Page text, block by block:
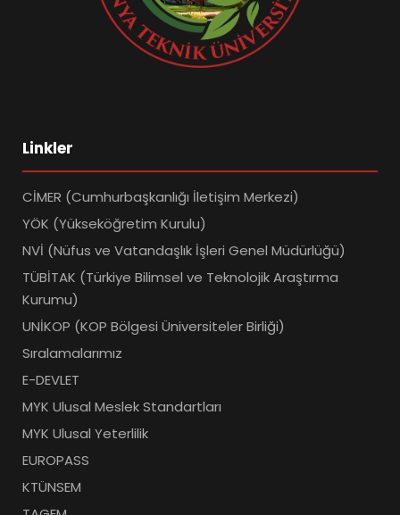
Linkler
CİMER (Cumhurbaşkanlığı İletişim Merkezi)
YÖK (Yükseköğretim Kurulu)
NVİ (Nüfus ve Vatandaşlık İşleri Genel Müdürlüğü)
TÜBİTAK (Türkiye Bilimsel ve Teknolojik Araştırma
Kurumu)
UNİKOP (KOP Bölgesi Üniversiteler Birliği)
Sıralamalarımız
E-DEVLET
MYK Ulusal Meslek Standartları
MYK Ulusal Yeterlilik
EUROPASS
KTÜNSEM